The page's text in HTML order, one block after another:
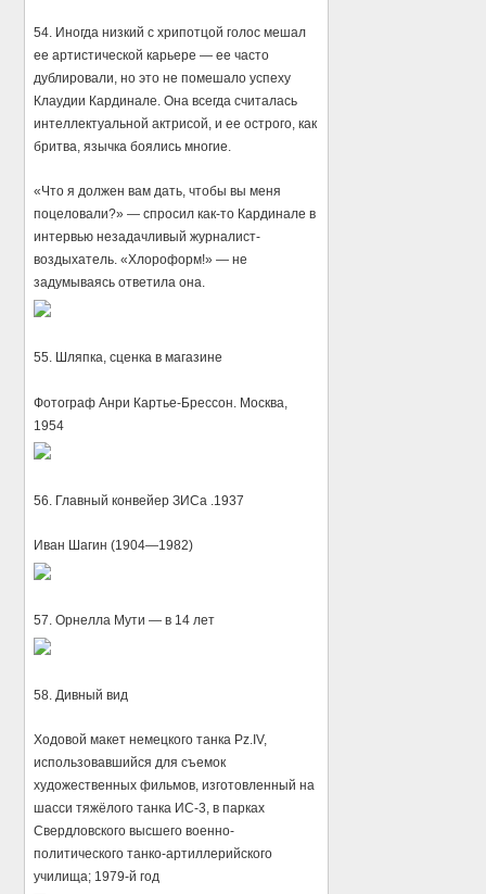
54. Иногда низкий с хрипотцой голос мешал
ее артистической карьере — ее часто
дублировали, но это не помешало успеху
Клаудии Кардинале. Она всегда считалась
интеллектуальной актрисой, и ее острого, как
бритва, язычка боялись многие.
«Что я должен вам дать, чтобы вы меня
поцеловали?» — спросил как-то Кардинале в
интервью незадачливый журналист-
воздыхатель. «Хлороформ!» — не
задумываясь ответила она.
55. Шляпка, сценка в магазине
Фотограф Анри Картье-Брессон. Москва,
1954
56. Главный конвейер ЗИСа .1937
Иван Шагин (1904—1982)
57. Орнелла Мути — в 14 лет
58. Дивный вид
Ходовой макет немецкого танка Pz.IV,
использовавшийся для съемок
художественных фильмов, изготовленный на
шасси тяжёлого танка ИС-3, в парках
Свердловского высшего военно-
политического танко-артиллерийского
училища; 1979-й год